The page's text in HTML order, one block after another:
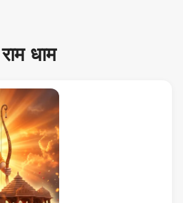
राम धाम